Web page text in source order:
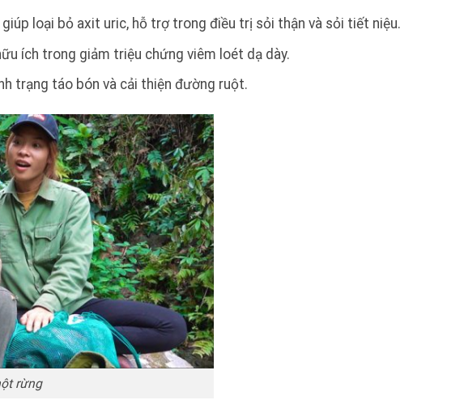
loại bỏ axit uric, hỗ trợ trong điều trị sỏi thận và sỏi tiết niệu.
ích trong giảm triệu chứng viêm loét dạ dày.
trạng táo bón và cải thiện đường ruột.
rừng